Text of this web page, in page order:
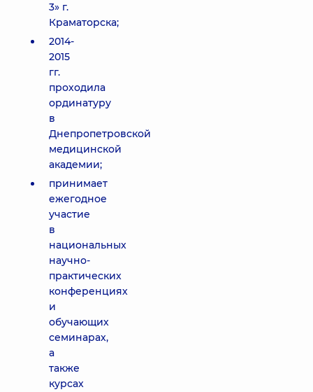
3» г.
Краматорска;
2014-
2015
гг.
проходила
ординатуру
в
Днепропетровской
медицинской
академии;
принимает
ежегодное
участие
в
национальных
научно-
практических
конференциях
и
обучающих
семинарах,
а
также
курсах